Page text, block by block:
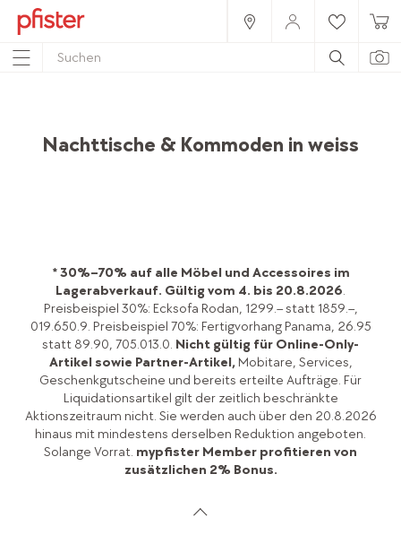
Nachttische & Kommoden in weiss
* 30%–70% auf alle Möbel und Accessoires im
Lagerabverkauf. Gültig vom 4. bis 20.8.2026.
Preisbeispiel 30%: Ecksofa Rodan, 1299.– statt 1859.–,
019.650.9. Preisbeispiel 70%: Fertigvorhang Panama, 26.95
statt 89.90, 705.013.0. Nicht gültig für Online-Only-
Artikel sowie Partner-Artikel, Mobitare, Services,
Geschenkgutscheine und bereits erteilte Aufträge. Für
Liquidationsartikel gilt der zeitlich beschränkte
Aktionszeitraum nicht. Sie werden auch über den 20.8.2026
hinaus mit mindestens derselben Reduktion angeboten.
Solange Vorrat. mypfister Member profitieren von
zusätzlichen 2% Bonus.